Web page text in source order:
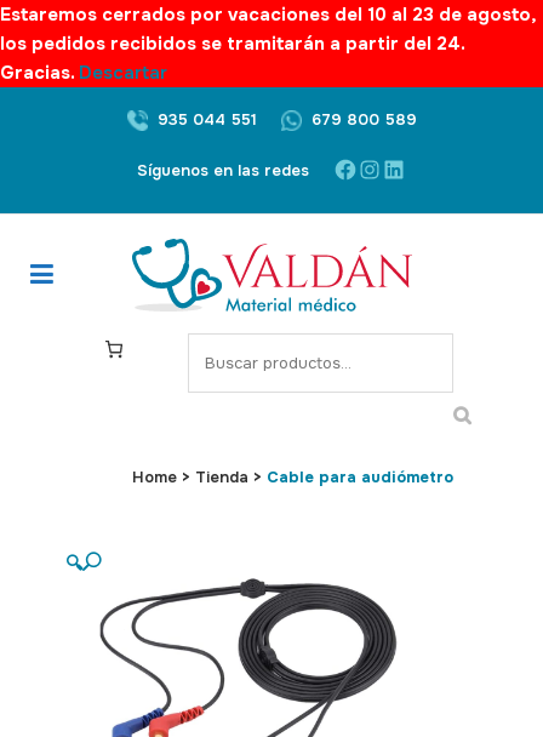
Estaremos cerrados por vacaciones del 10 al 23 de agosto,
los pedidos recibidos se tramitarán a partir del 24.
Gracias. Descartar
935 044 551 679 800 589
Síguenos en las redes Facebook
Instagram
LinkedIn
S
e
Home > Tienda > Cable para audiómetro
🔍